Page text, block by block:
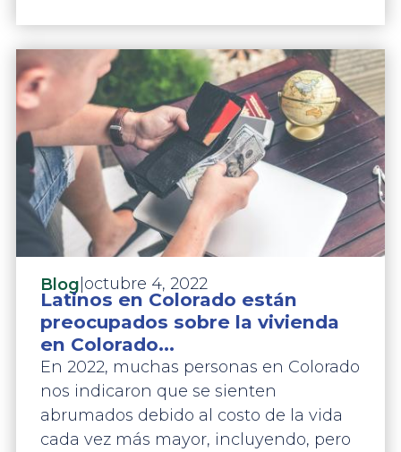
Blog octubre 4, 2022
Latinos en Colorado están
preocupados sobre la vivienda
en Colorado...
En 2022, muchas personas en Colorado
nos indicaron que se sienten
abrumados debido al costo de la vida
cada vez más mayor, incluyendo, pero